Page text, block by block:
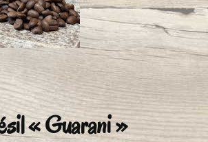
« Guarani »